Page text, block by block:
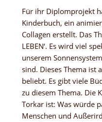
Für ihr Diplomprojekt
Kinderbuch, ein
Collagen erstellt. Das
LEBEN‘. Es wird viel
unserem
sind. Dieses Thema ist
beliebt. Es gibt viele
zu diesem Thema. Die
Torkar ist: Was würde
Menschen und